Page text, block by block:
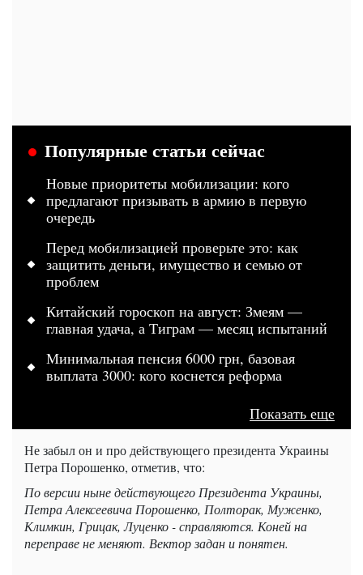
Популярные статьи сейчас
Новые приоритеты мобилизации: кого
предлагают призывать в армию в первую
очередь
Перед мобилизацией проверьте это: как
защитить деньги, имущество и семью от
проблем
Китайский гороскоп на август: Змеям —
главная удача, а Тиграм — месяц испытаний
Минимальная пенсия 6000 грн, базовая
выплата 3000: кого коснется реформа
Показать еще
Не забыл он и про действующего президента Украины
Петра Порошенко, отметив, что:
По версии ныне действующего Президента Украины,
Петра Алексеевича Порошенко, Полторак, Муженко,
Климкин, Грицак, Луценко - справляются. Коней на
переправе не меняют. Вектор задан и понятен.